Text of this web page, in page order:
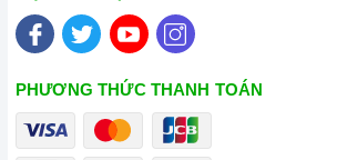
Xem thêm tại đây:
Home Best Care -
chữa thiết bị nhà bếp cao cấp
PHƯƠNG THỨC THANH TOÁN